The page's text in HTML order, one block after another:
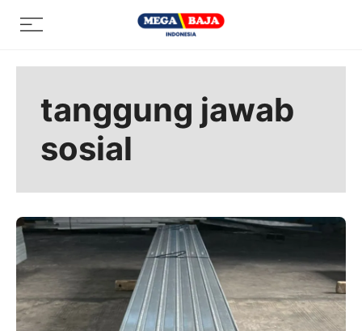
Menu
tanggung jawab
sosial